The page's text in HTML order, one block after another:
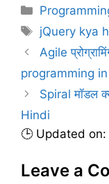
C
a
t
e
g
o
r
s
T
a
s
jQuery kya
Agile
programming
Spiral मॉडल
Hindi
🕒 Updated on:
Leave a